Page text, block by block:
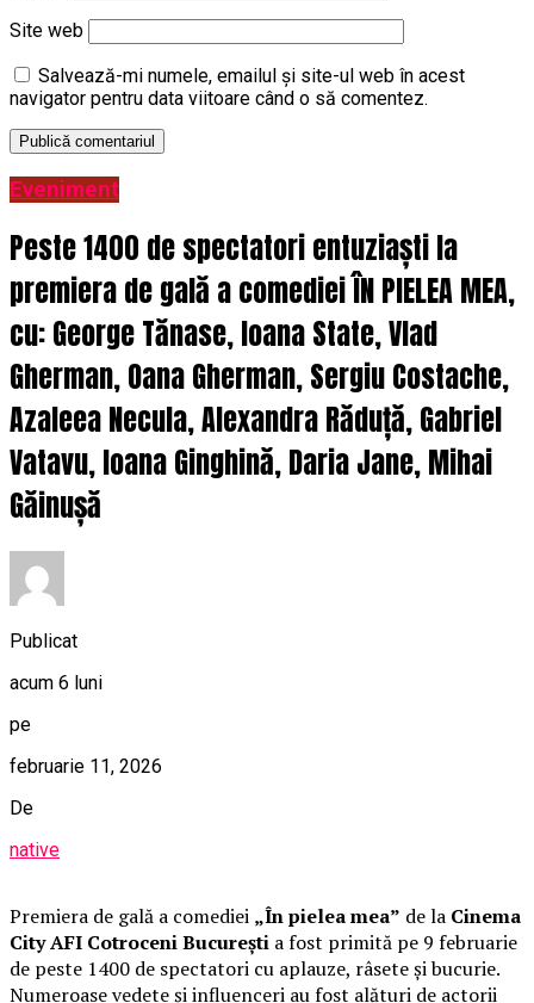
Site web
Salvează-mi numele, emailul și site-ul web în acest
navigator pentru data viitoare când o să comentez.
Eveniment
Peste 1400 de spectatori entuziaști la
premiera de gală a comediei ÎN PIELEA MEA,
cu: George Tănase, Ioana State, Vlad
Gherman, Oana Gherman, Sergiu Costache,
Azaleea Necula, Alexandra Răduță, Gabriel
Vatavu, Ioana Ginghină, Daria Jane, Mihai
Găinușă
Publicat
acum 6 luni
pe
februarie 11, 2026
De
native
Premiera de gală a comediei „În pielea mea” de la Cinema
City AFI Cotroceni București a fost primită pe 9 februarie
de peste 1400 de spectatori cu aplauze, râsete și bucurie.
Numeroase vedete și influenceri au fost alături de actorii